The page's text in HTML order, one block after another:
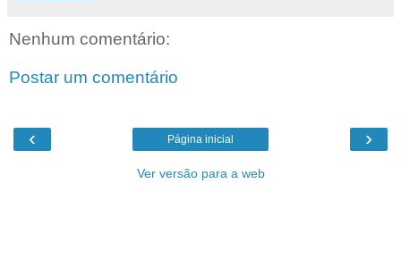
Nenhum comentário:
Postar um comentário
‹ ›
Página inicial
Ver versão para a web